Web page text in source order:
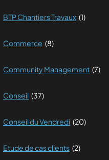
BTP Chantiers Travaux (1)
Commerce (8)
Community Management (7)
Conseil (37)
Conseil du Vendredi (20)
Etude de cas clients (2)